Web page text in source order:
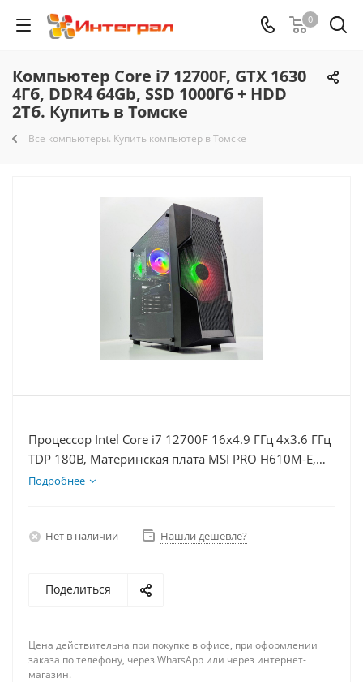
0
Компьютер Core i7 12700F, GTX 1630
4Гб, DDR4 64Gb, SSD 1000Гб + HDD
2Тб. Купить в Томске
Все компьютеры. Купить компьютер в Томске
Процессор Intel Core i7 12700F 16x4.9 ГГц 4x3.6 ГГц
TDP 180В, Материнская плата MSI PRO H610M-E,
Видеокарта GTX 1630 4Гб, Память DDR4 64Gb,
Подробнее
Нет в наличии Нашли дешевле?
Поделиться
Цена действительна при покупке в офисе, при оформлении
заказа по телефону, через WhatsApp или через интернет-
магазин.